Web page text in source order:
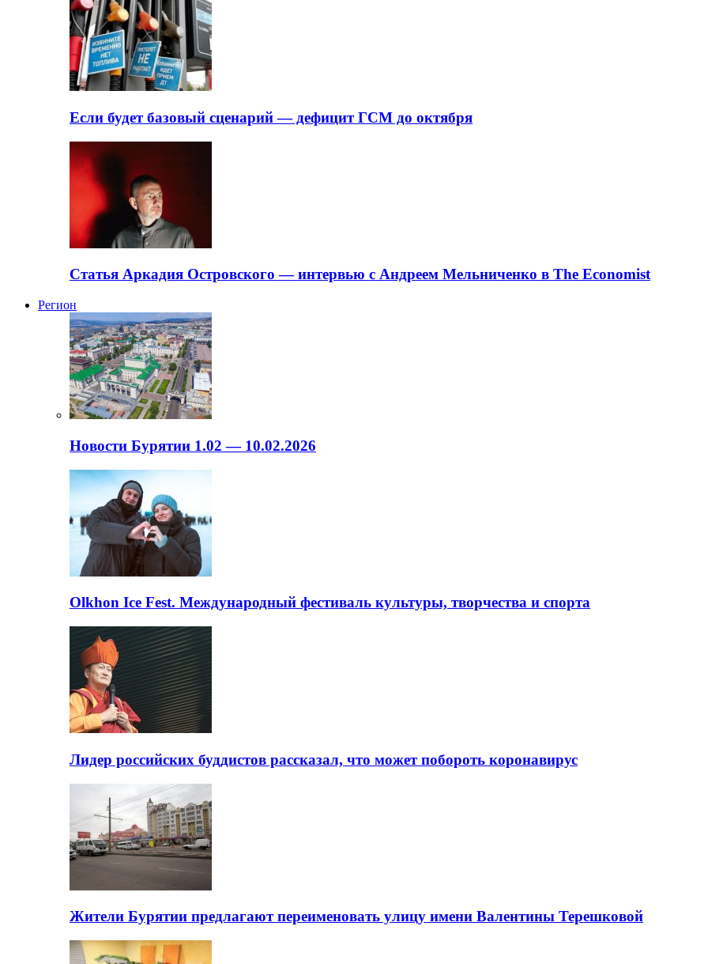
Если будет базовый сценарий — дефицит ГСМ до октября
Статья Аркадия Островского — интервью с Андреем Мельниченко в The Economist
Регион
Новости Бурятии 1.02 — 10.02.2026
Olkhon Ice Fest. Международный фестиваль культуры, творчества и спорта
Лидер российских буддистов рассказал, что может побороть коронавирус
Жители Бурятии предлагают переименовать улицу имени Валентины Терешковой